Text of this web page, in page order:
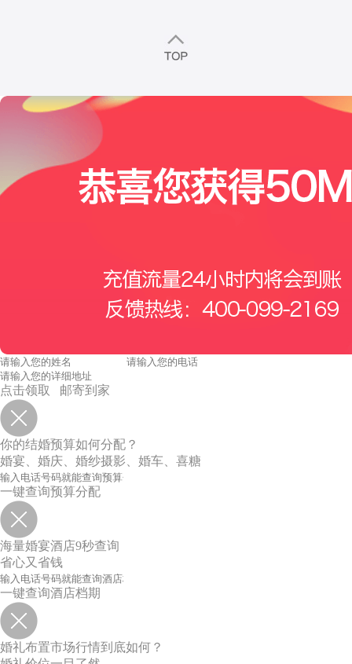
点击领取 邮寄到家
你的结婚预算如何分配？
婚宴、婚庆、婚纱摄影、婚车、喜糖
一键查询预算分配
海量婚宴酒店9秒查询
省心又省钱
一键查询酒店档期
婚礼布置市场行情到底如何？